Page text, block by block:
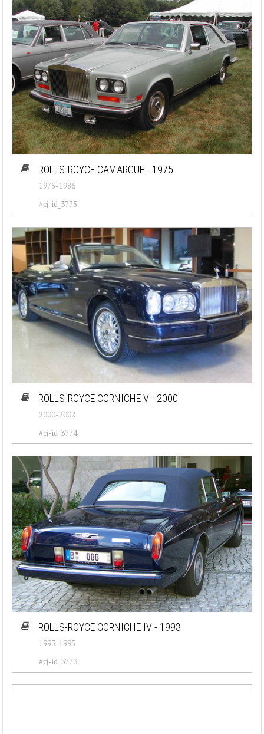
ROLLS-ROYCE CAMARGUE - 1975
1975-1986
#cj-id_3775
ROLLS-ROYCE CORNICHE V - 2000
2000-2002
#cj-id_3774
ROLLS-ROYCE CORNICHE IV - 1993
1993-1995
#cj-id_3773